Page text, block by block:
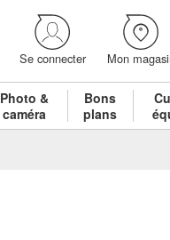
Se connecter Mon
Photo &
caméra
Bons
plans